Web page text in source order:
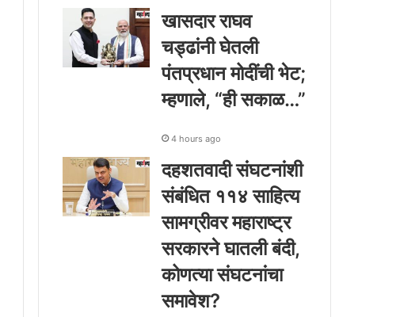
खासदार राघव
चड्ढांनी घेतली
पंतप्रधान मोदींची भेट;
म्हणाले, “ही सकाळ…”
4 hours ago
दहशतवादी संघटनांशी
संबंधित ११४ साहित्य
सामग्रीवर महाराष्ट्र
सरकारने घातली बंदी,
कोणत्या संघटनांचा
समावेश?